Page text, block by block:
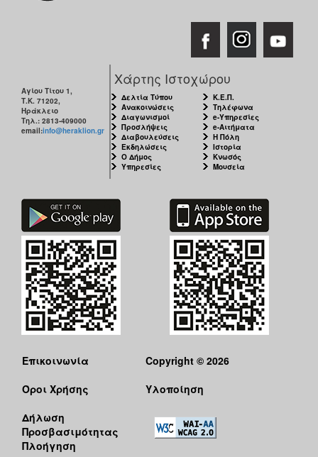
Αγίου Τίτου 1,
Τ.Κ. 71202,
Ηράκλειο
Τηλ.: 2813-409000
email:info@heraklion.gr
Χάρτης Ιστοχώρου
Δελτία Τύπου
Ανακοινώσεις
Διαγωνισμοί
Προσλήψεις
Διαβουλεύσεις
Εκδηλώσεις
Ο Δήμος
Υπηρεσίες
Κ.Ε.Π.
Τηλέφωνα
e-Υπηρεσίες
e-Αιτήματα
Η Πόλη
Ιστορία
Κνωσός
Μουσεία
Επικοινωνία
Όροι Χρήσης
Δήλωση
Προσβασιμότητας
Πλοήγηση
Copyright © 2026
Υλοποίηση